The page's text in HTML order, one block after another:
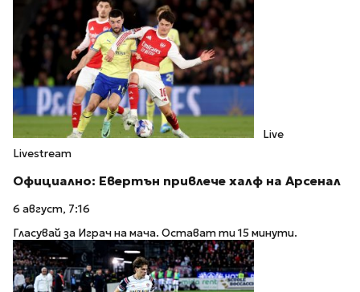
Live
Livestream
Официално: Евертън привлече халф на Арсенал
6 август, 7:16
Гласувай за Играч на мача. Остават ти 15 минути.